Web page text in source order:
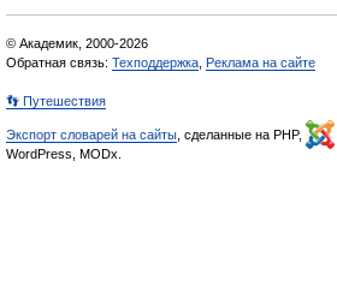
© Академик, 2000-2026
Обратная связь: Техподдержка Реклама на сайте
👣 Путешествия
Экспорт словарей на сайты , сделанные на PHP,
WordPress, MODx.